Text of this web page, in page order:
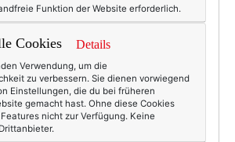
mit kleinen Kindern sei
kann diese Aussage durchaus
mich so gut daran, als meine
und 27 Jahre alten) Kinder noch
… und noch viel besser daran,
verplappert hatte und dann Tage
Weihnachtsweltbild meiner
Funktion der Website erforderlich.
Cookies Details
Verwendung, um die
zu verbessern. Sie dienen vorwiegend
Einstellungen, die du bei früheren
gemacht hast. Ohne diese Cookies
nicht zur Verfügung. Keine